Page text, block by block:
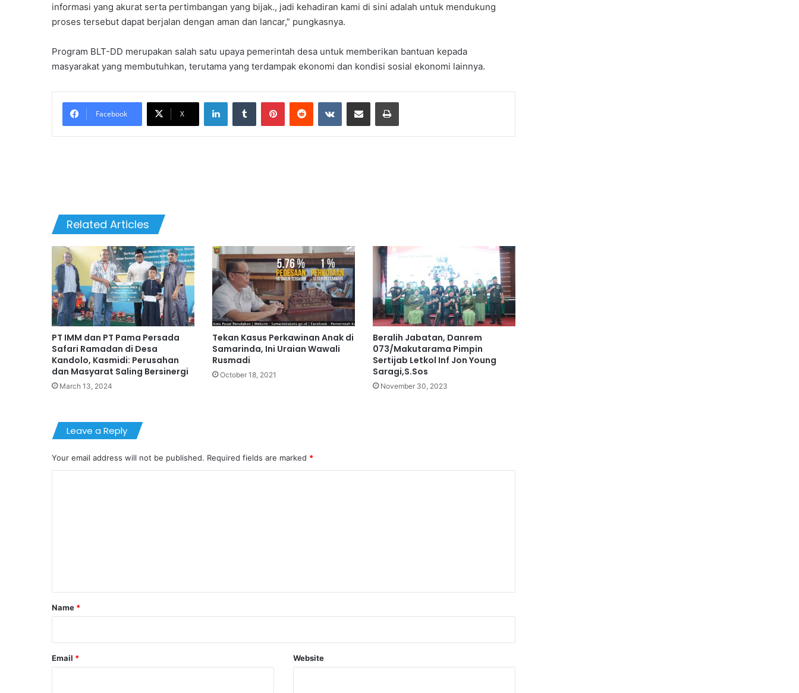
informasi yang akurat serta pertimbangan yang bijak., jadi kehadiran kami di sini adalah untuk mendukung
proses tersebut dapat berjalan dengan aman dan lancar,” pungkasnya.
Program BLT-DD merupakan salah satu upaya pemerintah desa untuk memberikan bantuan kepada
masyarakat yang membutuhkan, terutama yang terdampak ekonomi dan kondisi sosial ekonomi lainnya.
Facebook X
LinkedInTumblr PinterestReddit VKontakteShare via Email Print
Related Articles
PT IMM dan PT Pama Persada
Safari Ramadan di Desa
Kandolo, Kasmidi: Perusahan
dan Masyarat Saling Bersinergi
March 13, 2024
Tekan Kasus Perkawinan Anak di
Samarinda, Ini Uraian Wawali
Rusmadi
October 18, 2021
Beralih Jabatan, Danrem
073/Makutarama Pimpin
Sertijab Letkol Inf Jon Young
Saragi,S.Sos
November 30, 2023
Leave a Reply
Your email address will not be published. Required fields are marked *
*
Name *
Email * Website